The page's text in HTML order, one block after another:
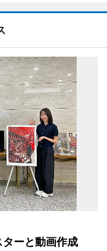
ターと動画作成